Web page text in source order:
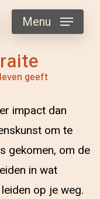
geeft
Menu
impact dan
om te
gekomen, om de
in wat
op je weg.